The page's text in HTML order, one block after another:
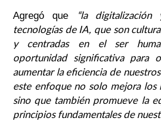
Agregó que
“la
tecnologías de IA, que son
y centradas en el ser
oportunidad significativa para
aumentar la eficiencia de
este enfoque no solo mejora los
sino que también promueve la
principios fundamentales de